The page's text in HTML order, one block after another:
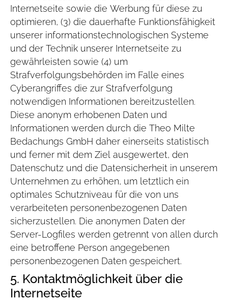
Internetseite sowie die Werbung für diese zu
optimieren, (3) die dauerhafte Funktionsfähigkeit
unserer informationstechnologischen Systeme
und der Technik unserer Internetseite zu
gewährleisten sowie (4) um
Strafverfolgungsbehörden im Falle eines
Cyberangriffes die zur Strafverfolgung
notwendigen Informationen bereitzustellen.
Diese anonym erhobenen Daten und
Informationen werden durch die Theo Milte
Bedachungs GmbH daher einerseits statistisch
und ferner mit dem Ziel ausgewertet, den
Datenschutz und die Datensicherheit in unserem
Unternehmen zu erhöhen, um letztlich ein
optimales Schutzniveau für die von uns
verarbeiteten personenbezogenen Daten
sicherzustellen. Die anonymen Daten der
Server-Logfiles werden getrennt von allen durch
eine betroffene Person angegebenen
personenbezogenen Daten gespeichert.
5. Kontaktmöglichkeit über die
Internetseite